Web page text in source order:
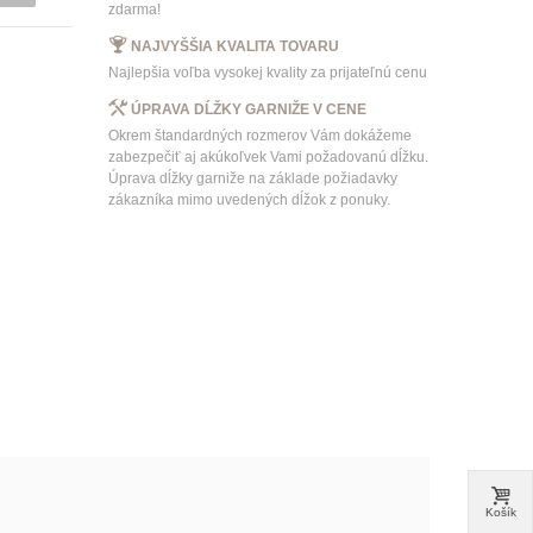
zdarma!
NAJVYŠŠIA KVALITA TOVARU
Najlepšia voľba vysokej kvality za prijateľnú cenu
ÚPRAVA DĹŽKY GARNIŽE V CENE
Okrem štandardných rozmerov Vám dokážeme
zabezpečiť aj akúkoľvek Vami požadovanú dĺžku.
Úprava dĺžky garniže na základe požiadavky
zákazníka mimo uvedených dĺžok z ponuky.
Košík